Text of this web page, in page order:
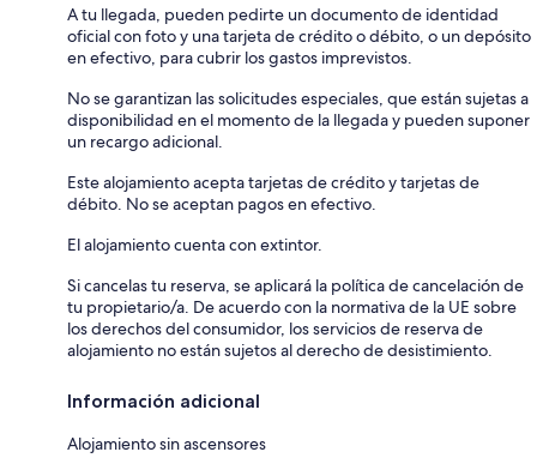
A tu llegada, pueden pedirte un documento de identidad
oficial con foto y una tarjeta de crédito o débito, o un depósito
en efectivo, para cubrir los gastos imprevistos.
No se garantizan las solicitudes especiales, que están sujetas a
disponibilidad en el momento de la llegada y pueden suponer
un recargo adicional.
Este alojamiento acepta tarjetas de crédito y tarjetas de
débito. No se aceptan pagos en efectivo.
El alojamiento cuenta con extintor.
Si cancelas tu reserva, se aplicará la política de cancelación de
tu propietario/a. De acuerdo con la normativa de la UE sobre
los derechos del consumidor, los servicios de reserva de
alojamiento no están sujetos al derecho de desistimiento.
Información adicional
Alojamiento sin ascensores